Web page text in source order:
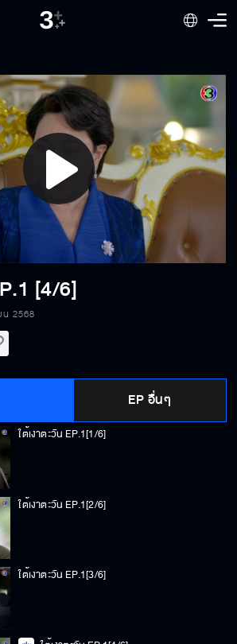
Play
Video
[4/6]
2568
EP อื่นๆ
ใต้เงาตะวัน EP.1[1/6]
ใต้เงาตะวัน EP.1[2/6]
ใต้เงาตะวัน EP.1[3/6]